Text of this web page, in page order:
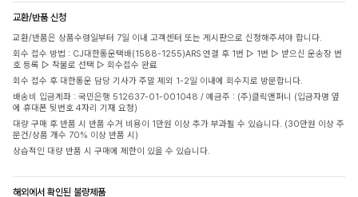
교환/반품 신청
교환/반품은 상품수령일부터 7일 이내 고객센터 또는 게시판으로 신청해주셔야 합니다.
회수 접수 방법 : CJ대한통운택배(1588-1255)ARS 연결 후 1번 ▷ 1번 ▷ 받으신 운송장 번
호 등록 ▷ 착불로 선택 ▷ 회수접수 완료
회수 접수 후 대한통운 담당 기사가 주말 제외 1-2일 이내에 회수지로 방문합니다.
배송비 입금계좌 : 국민은행 512637-01-001048 / 예금주 : (주)클릭앤퍼니 (입금자명 옆
에 휴대폰 뒷번호 4자리 기재 요청)
대량 구매 후 반품 시 반품 수거 비용이 1만원 이상 추가 부과될 수 있습니다. (30만원 이상 주
문건/상품 개수 70% 이상 반품 시)
상습적인 대량 반품 시 구매에 제한이 있을 수 있습니다.
해외에서 확인된 불량제품